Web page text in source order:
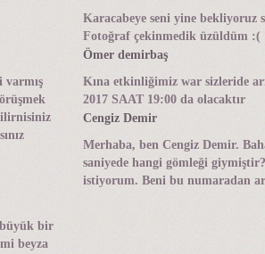
Karacabeye seni yine bekliyoruz
Fotoğraf çekinmedik üzüldüm :(
varmış
Ömer demirbaş
Kına etkinliğimiz war sizleride
2017 SAAT 19:00 da olacaktır
Cengiz Demir
Merhaba, ben Cengiz Demir.
saniyede hangi gömleği
istiyorum. Beni bu numaradan
büyük bir
beyza